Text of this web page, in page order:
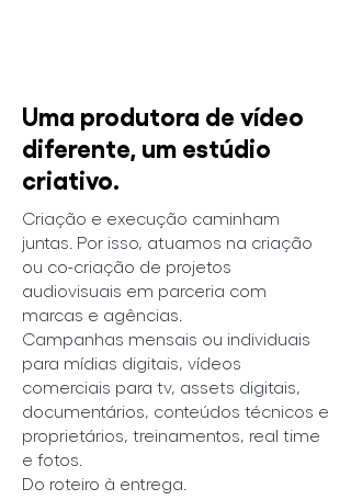
Uma produtora de vídeo
diferente, um estúdio
criativo.
Criação e execução caminham
juntas. Por isso, atuamos na criação
ou co-criação de projetos
audiovisuais em parceria com
marcas e agências.
Campanhas mensais ou individuais
para mídias digitais, vídeos
comerciais para tv, assets digitais,
documentários, conteúdos técnicos e
proprietários, treinamentos, real time
e fotos.
Do roteiro à entrega.​​